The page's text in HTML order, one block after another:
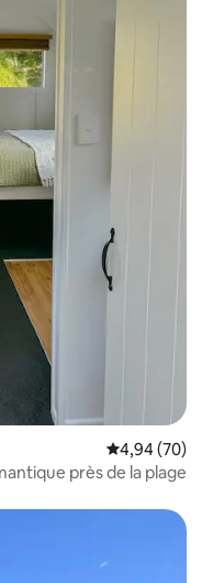
Note
4,94 (70)
près de la plage